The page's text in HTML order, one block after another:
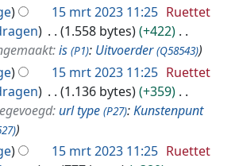
15 mrt 2023 11:25 Ruettet
1.558 bytes
+422
is (P1): Uitvoerder (Q58543)
15 mrt 2023 11:25 Ruettet
1.136 bytes
+359
url type (P27):Kunstenpunt
15 mrt 2023 11:25 Ruettet